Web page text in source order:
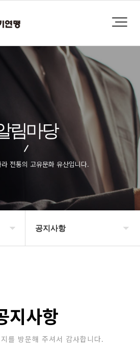
림마당
전통의 고유문화 유산입니다.
공지사항
포토갤러리
지사항
를 방문해 주셔서 감사합니다.